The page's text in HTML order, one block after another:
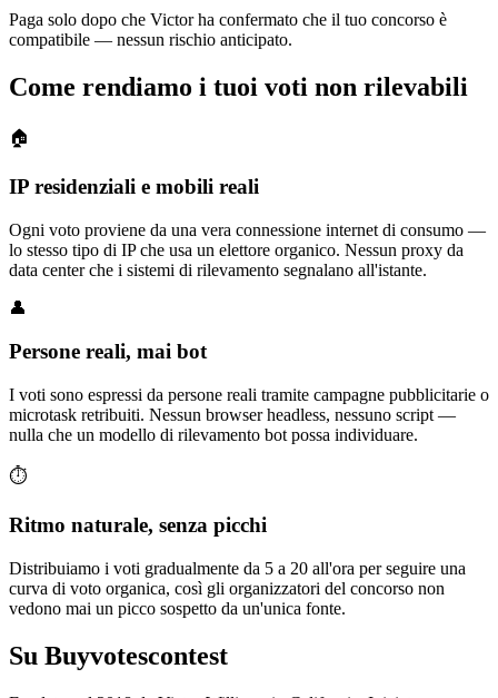
Paga solo dopo che Victor ha confermato che il tuo concorso è
compatibile — nessun rischio anticipato.
Come rendiamo i tuoi voti non rilevabili
🏠
IP residenziali e mobili reali
Ogni voto proviene da una vera connessione internet di consumo —
lo stesso tipo di IP che usa un elettore organico. Nessun proxy da
data center che i sistemi di rilevamento segnalano all'istante.
👤
Persone reali, mai bot
I voti sono espressi da persone reali tramite campagne pubblicitarie o
microtask retribuiti. Nessun browser headless, nessuno script —
nulla che un modello di rilevamento bot possa individuare.
⏱️
Ritmo naturale, senza picchi
Distribuiamo i voti gradualmente da 5 a 20 all'ora per seguire una
curva di voto organica, così gli organizzatori del concorso non
vedono mai un picco sospetto da un'unica fonte.
Su Buyvotescontest